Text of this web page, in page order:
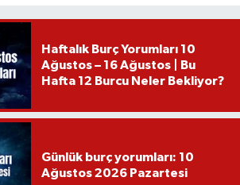
Haftalık Burç Yorumları 10
Ağustos – 16 Ağustos | Bu
Hafta 12 Burcu Neler Bekliyor?
Günlük burç yorumları: 10
Ağustos 2026 Pazartesi